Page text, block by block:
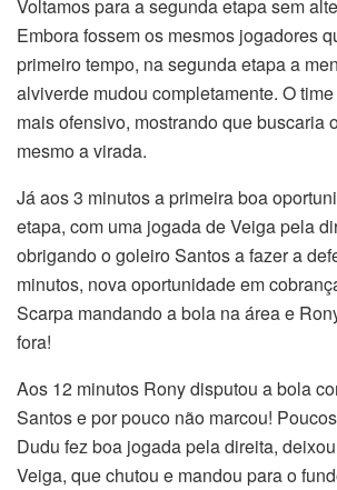
Voltamos para a segunda etapa sem
Embora fossem os mesmos jogadores
primeiro tempo, na segunda etapa a
alviverde mudou completamente. O
mais ofensivo, mostrando que buscaria
mesmo a virada.
Já aos 3 minutos a primeira boa
etapa, com uma jogada de Veiga pela
obrigando o goleiro Santos a fazer a
minutos, nova oportunidade em
Scarpa mandando a bola na área e
fora!
Aos 12 minutos Rony disputou a bola
Santos e por pouco não marcou!
Dudu fez boa jogada pela direita,
Veiga, que chutou e mandou para o